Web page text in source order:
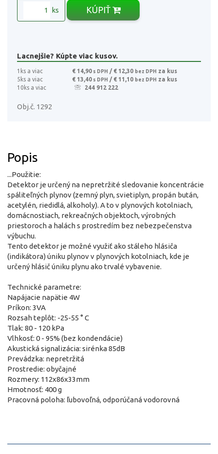
ks KÚPIŤ
Lacnejšie? Kúpte viac kusov.
1ks a viac € 14,90 s DPH / € 12,30 bez DPH za kus
5ks a viac
€ 13,40 s DPH / € 11,10 bez DPH za kus
10ks a viac
244 912 222
Obj.č. 1292
Popis
...Použitie:
Detektor je určený na nepretržité sledovanie koncentrácie
spáliteľných plynov (zemný plyn, svietiplyn, propán bután,
acetylén, riedidlá, alkoholy). A to v plynových kotolniach,
domácnostiach, rekreačných objektoch, výrobných
priestoroch a halách s prostredím bez nebezpečenstva
výbuchu.
Tento detektor je možné využiť ako stáleho hlásiča
(indikátora) úniku plynov v plynových kotolniach, kde je
určený hlásič úniku plynu ako trvalé vybavenie.
Technické parametre:
Napájacie napätie 4W
Príkon: 3VA
Rozsah teplôt: -25-55 ° C
Tlak: 80 - 120 kPa
Vlhkosť: 0 - 95% (bez kondendácie)
Akustická signalizácia: sirénka 85dB
Prevádzka: nepretržitá
Prostredie: obyčajné
Rozmery: 112x86x33mm
Hmotnosť: 400 g
Pracovná poloha: ľubovoľná, odporúčaná vodorovná